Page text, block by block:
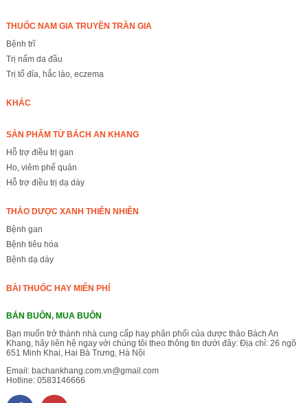
THUỐC NAM GIA TRUYỀN TRẦN GIA
Bệnh trĩ
Trị nấm da đầu
Trị tổ đỉa, hắc lào, eczema
KHÁC
SẢN PHẨM TỪ BÁCH AN KHANG
Hỗ trợ điều trị gan
Ho, viêm phế quản
Hỗ trợ điều trị dạ dày
THẢO DƯỢC XANH THIÊN NHIÊN
Bệnh gan
Bệnh tiêu hóa
Bệnh dạ dày
BÀI THUỐC HAY MIỄN PHÍ
BÁN BUÔN, MUA BUÔN
Bạn muốn trở thành nhà cung cấp hay phân phối của dược thảo Bách An
Khang, hãy liên hệ ngay với chúng tôi theo thông tin dưới đây: Địa chỉ: 26 ngõ
651 Minh Khai, Hai Bà Trưng, Hà Nội
Email: bachankhang.com.vn@gmail.com
Hotline: 0583146666